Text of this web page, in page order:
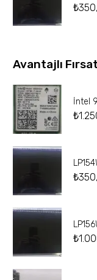
₺
Avantajlı
İntel
₺
₺
₺